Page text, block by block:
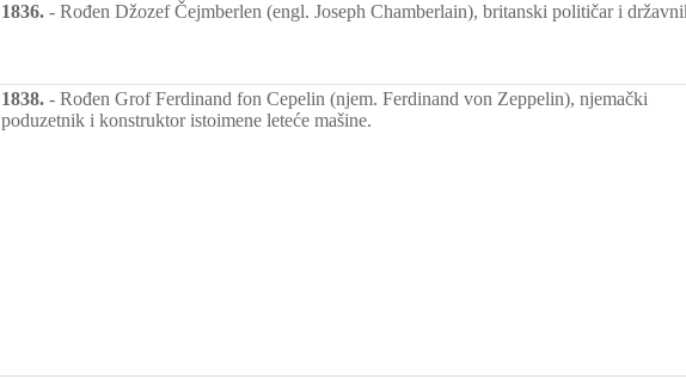
1836. - Rođen Džozef Čejmberlen (engl. Joseph Chamberlain), britanski političar i
1838. - Rođen Grof Ferdinand fon Cepelin (njem. Ferdinand von Zeppelin), njemački
poduzetnik i konstruktor istoimene leteće mašine.